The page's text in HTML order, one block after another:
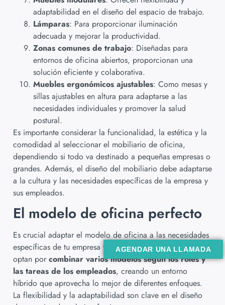
AGENDAR UNA LLAMADA
adaptabilidad en el diseño del espacio de trabajo.
Lámparas: Para proporcionar iluminación
adecuada y mejorar la productividad.
Zonas comunes de trabajo: Diseñadas para
entornos de oficina abiertos, proporcionan una
solución eficiente y colaborativa.
Muebles ergonómicos ajustables: Como mesas y
sillas ajustables en altura para adaptarse a las
necesidades individuales y promover la salud
postural.
Es importante considerar la funcionalidad, la estética y la
comodidad al seleccionar el mobiliario de oficina,
dependiendo si todo va destinado a pequeñas empresas o
grandes. Además, el diseño del mobiliario debe adaptarse
a la cultura y las necesidades específicas de la empresa y
sus empleados.
El modelo de oficina perfecto
Es crucial adaptar el modelo de oficina a las necesidades
específicas de tu empresa y empleados. Algunas empresas
optan por combinar varios modelos según los roles y
las tareas de los empleados, creando un entorno
híbrido que aprovecha lo mejor de diferentes enfoques.
La flexibilidad y la adaptabilidad son clave en el diseño